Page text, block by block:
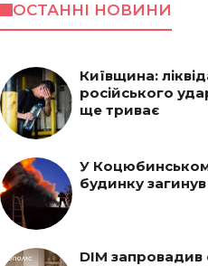
ОСТАННІ НОВИНИ
Київщина:
російського
ще триває
У
будинку
DIM